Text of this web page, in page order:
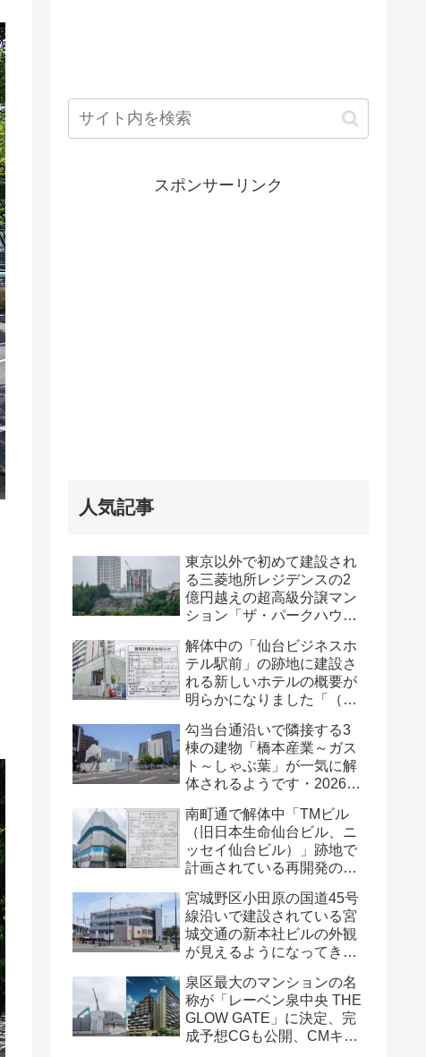
スポンサーリンク
人気記事
東京以外で初めて建設され
る三菱地所レジデンスの2
億円越えの超高級分譲マン
ション「ザ・パークハウス
上がってきました・2026 年
8月
解体中の「仙台ビジネスホ
テル駅前」の跡地に建設さ
れる新しいホテルの概要が
明らかになりました「（仮
築工事」・2026年7月
勾当台通沿いで隣接する3
棟の建物「橋本産業～ガス
ト～しゃぶ葉」が一気に解
体されるようです・2026年
南町通で解体中「TMビル
（旧日本生命仙台ビル、ニ
ッセイ仙台ビル）」跡地で
計画されている再開発の
掲示されていました・2026
年7月
宮城野区小田原の国道45号
線沿いで建設されている宮
城交通の新本社ビルの外観
が見えるようになってきま
泉区最大のマンションの名
称が「レーベン泉中央 THE
GLOW GATE」に決定、完
成予想CGも公開、CMキャ